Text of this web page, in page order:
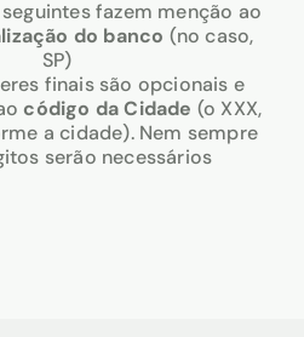
fazem menção ao
do banco (no caso,
SP)
finais são opcionais e
código da Cidade (o XXX,
a cidade). Nem sempre
serão necessários